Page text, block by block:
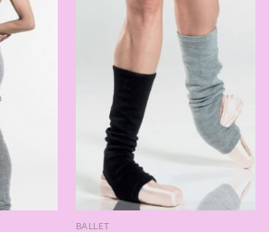
BALLET